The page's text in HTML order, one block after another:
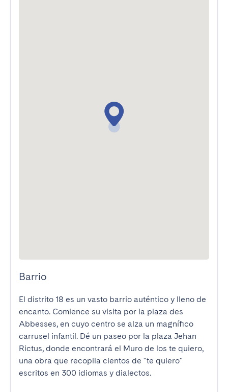
Barrio
El distrito 18 es un vasto barrio auténtico y lleno de
encanto. Comience su visita por la plaza des
Abbesses, en cuyo centro se alza un magnífico
carrusel infantil. Dé un paseo por la plaza Jehan
Rictus, donde encontrará el Muro de los te quiero,
una obra que recopila cientos de "te quiero"
escritos en 300 idiomas y dialectos.